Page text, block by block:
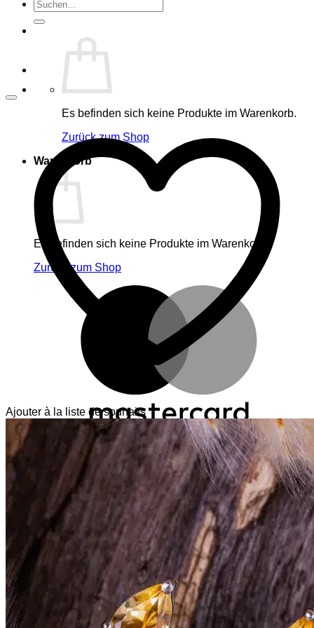
Suche
nach:
Es befinden sich keine Produkte im Warenkorb.
Zurück zum Shop
Warenkorb
Es befinden sich keine Produkte im Warenkorb.
Zurück zum Shop
Ajouter à la liste de souhaits